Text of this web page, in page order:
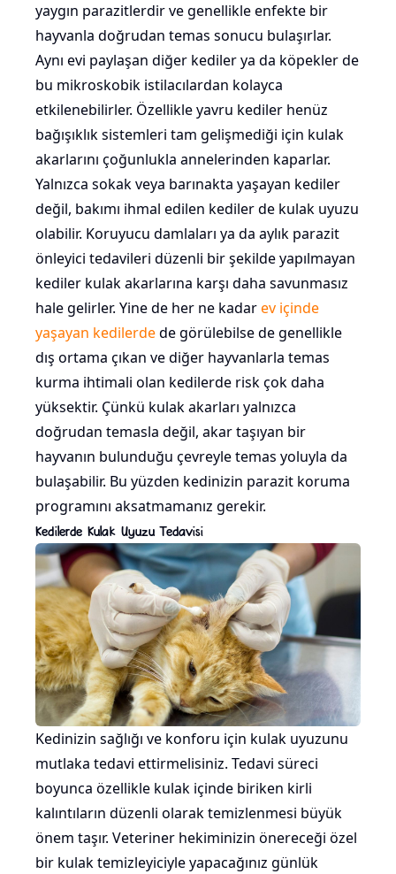
yaygın parazitlerdir ve genellikle enfekte bir
hayvanla doğrudan temas sonucu bulaşırlar.
Aynı evi paylaşan diğer kediler ya da köpekler de
bu mikroskobik istilacılardan kolayca
etkilenebilirler. Özellikle yavru kediler henüz
bağışıklık sistemleri tam gelişmediği için kulak
akarlarını çoğunlukla annelerinden kaparlar.
Yalnızca sokak veya barınakta yaşayan kediler
değil, bakımı ihmal edilen kediler de kulak uyuzu
olabilir. Koruyucu damlaları ya da aylık parazit
önleyici tedavileri düzenli bir şekilde yapılmayan
kediler kulak akarlarına karşı daha savunmasız
hale gelirler. Yine de her ne kadarev içinde
yaşayan kedilerdede görülebilse de genellikle
dış ortama çıkan ve diğer hayvanlarla temas
kurma ihtimali olan kedilerde risk çok daha
yüksektir. Çünkü kulak akarları yalnızca
doğrudan temasla değil, akar taşıyan bir
hayvanın bulunduğu çevreyle temas yoluyla da
bulaşabilir. Bu yüzden kedinizin parazit koruma
programını aksatmamanız gerekir.
Kedilerde Kulak Uyuzu Tedavisi
Kedinizin sağlığı ve konforu için kulak uyuzunu
mutlaka tedavi ettirmelisiniz. Tedavi süreci
boyunca özellikle kulak içinde biriken kirli
kalıntıların düzenli olarak temizlenmesi büyük
önem taşır. Veteriner hekiminizin önereceği özel
bir kulak temizleyiciyle yapacağınız günlük